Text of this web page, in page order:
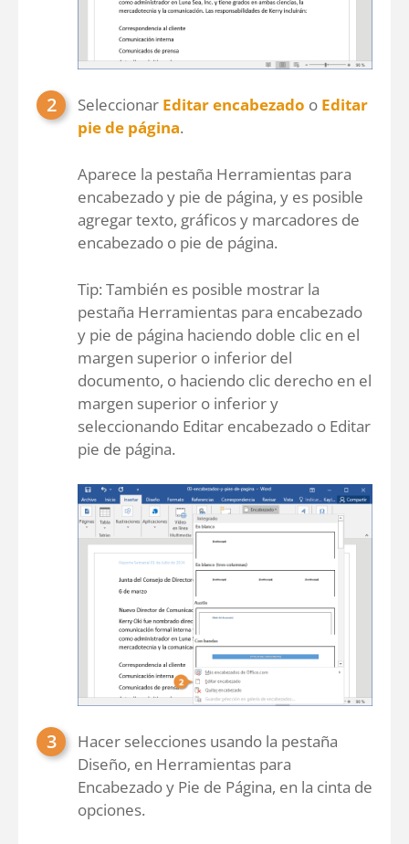
Seleccionar Editar encabezado o Editar
pie de página.
Aparece la pestaña Herramientas para
encabezado y pie de página, y es posible
agregar texto, gráficos y marcadores de
encabezado o pie de página.
Tip: También es posible mostrar la
pestaña Herramientas para encabezado
y pie de página haciendo doble clic en el
margen superior o inferior del
documento, o haciendo clic derecho en el
margen superior o inferior y
seleccionando Editar encabezado o Editar
pie de página.
Hacer selecciones usando la pestaña
Diseño, en Herramientas para
Encabezado y Pie de Página, en la cinta de
opciones.